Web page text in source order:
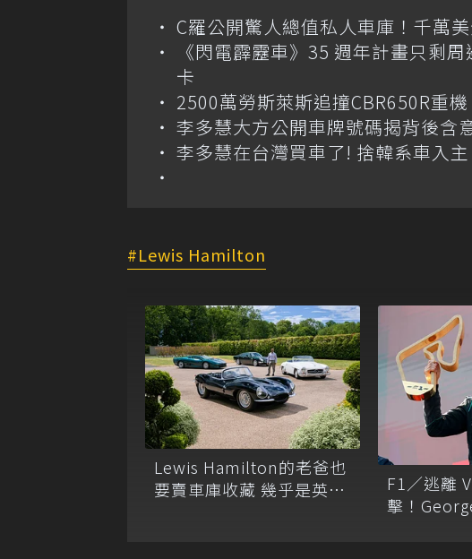
C羅公開驚人總值私人車庫！千萬
《閃電霹靂車》35 週年計畫只剩
卡
2500萬勞斯萊斯追撞CBR650R重
李多慧大方公開車牌號碼揭背後含
李多慧在台灣買車了! 捨韓系車入
Lewis Hamilton
Lewis Hamilton的老爸也
要賣車庫收藏 幾乎是英國
F1／逃離
擊！